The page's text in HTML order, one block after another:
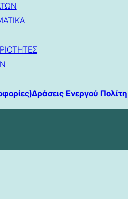
Δράσεις Ενεργού Πολίτη